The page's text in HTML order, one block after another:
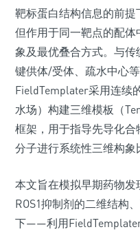
靶标蛋白结构信息的前
但作用于同一靶点的配
象及最优叠合方式。与
键供体/受体、疏水中心
FieldTemplater采用连续
水场）构建三维模板（
框架，用于指导先导化
分子进行系统性三维构象
本文旨在模拟早期药物
ROS1抑制剂的二维结构
下——利用